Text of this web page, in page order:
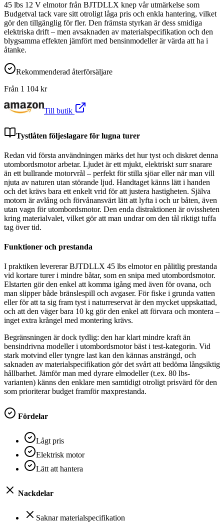
45 lbs 12 V elmotor från BJTDLLX knep vår utmärkelse som
Budgetval tack vare sitt otroligt låga pris och enkla hantering, vilket
gör den tillgänglig för fler. Den främsta styrkan är dess smidiga
elektriska drift – men avsaknaden av materialspecifikation och den
blygsamma effekten jämfört med bensinmodeller är värda att ha i
åtanke.
Rekommenderad återförsäljare
Från 1 104 kr
Till butik
Tystlåten följeslagare för lugna turer
Redan vid första användningen märks det hur tyst och diskret denna
utombordsmotor arbetar. Ljudet är ett mjukt, elektriskt surr snarare
än ett bullrande motorvrål – perfekt för stilla sjöar eller när man vill
njuta av naturen utan störande ljud. Handtaget känns lätt i handen
och det krävs bara ett enkelt vrid för att justera hastigheten. Själva
motorn är avlång och förvånansvärt lätt att lyfta i och ur båten, även
utan vagn för utombordsmotor. Den enda distraktionen är ovissheten
kring materialvalet, vilket gör att man undrar om den tål riktigt tuffa
tag över tid.
Funktioner och prestanda
I praktiken levererar BJTDLLX 45 lbs elmotor en pålitlig prestanda
vid kortare turer i mindre båtar, som en snipa med utombordsmotor.
Elstarten gör den enkel att komma igång med även för ovana, och
man slipper både bränslespill och avgaser. För fiske i grunda vatten
eller för att ta sig fram tyst i naturreservat är den mycket uppskattad,
och att den väger bara 10 kg gör den enkel att förvara och montera –
inget extra krångel med montering krävs.
Begränsningen är dock tydlig: den har klart mindre kraft än
bensindrivna modeller i utombordsmotor bäst i test-kategorin. Vid
stark motvind eller tyngre last kan den kännas ansträngd, och
saknaden av materialspecifikation gör det svårt att bedöma långsiktig
hållbarhet. Jämför man med dyrare elmodeller (t.ex. 80 lbs-
varianten) känns den enklare men samtidigt otroligt prisvärd för den
som prioriterar budget framför maxprestanda.
Fördelar
Lågt pris
Elektrisk motor
Lätt att hantera
Nackdelar
Saknar materialspecifikation